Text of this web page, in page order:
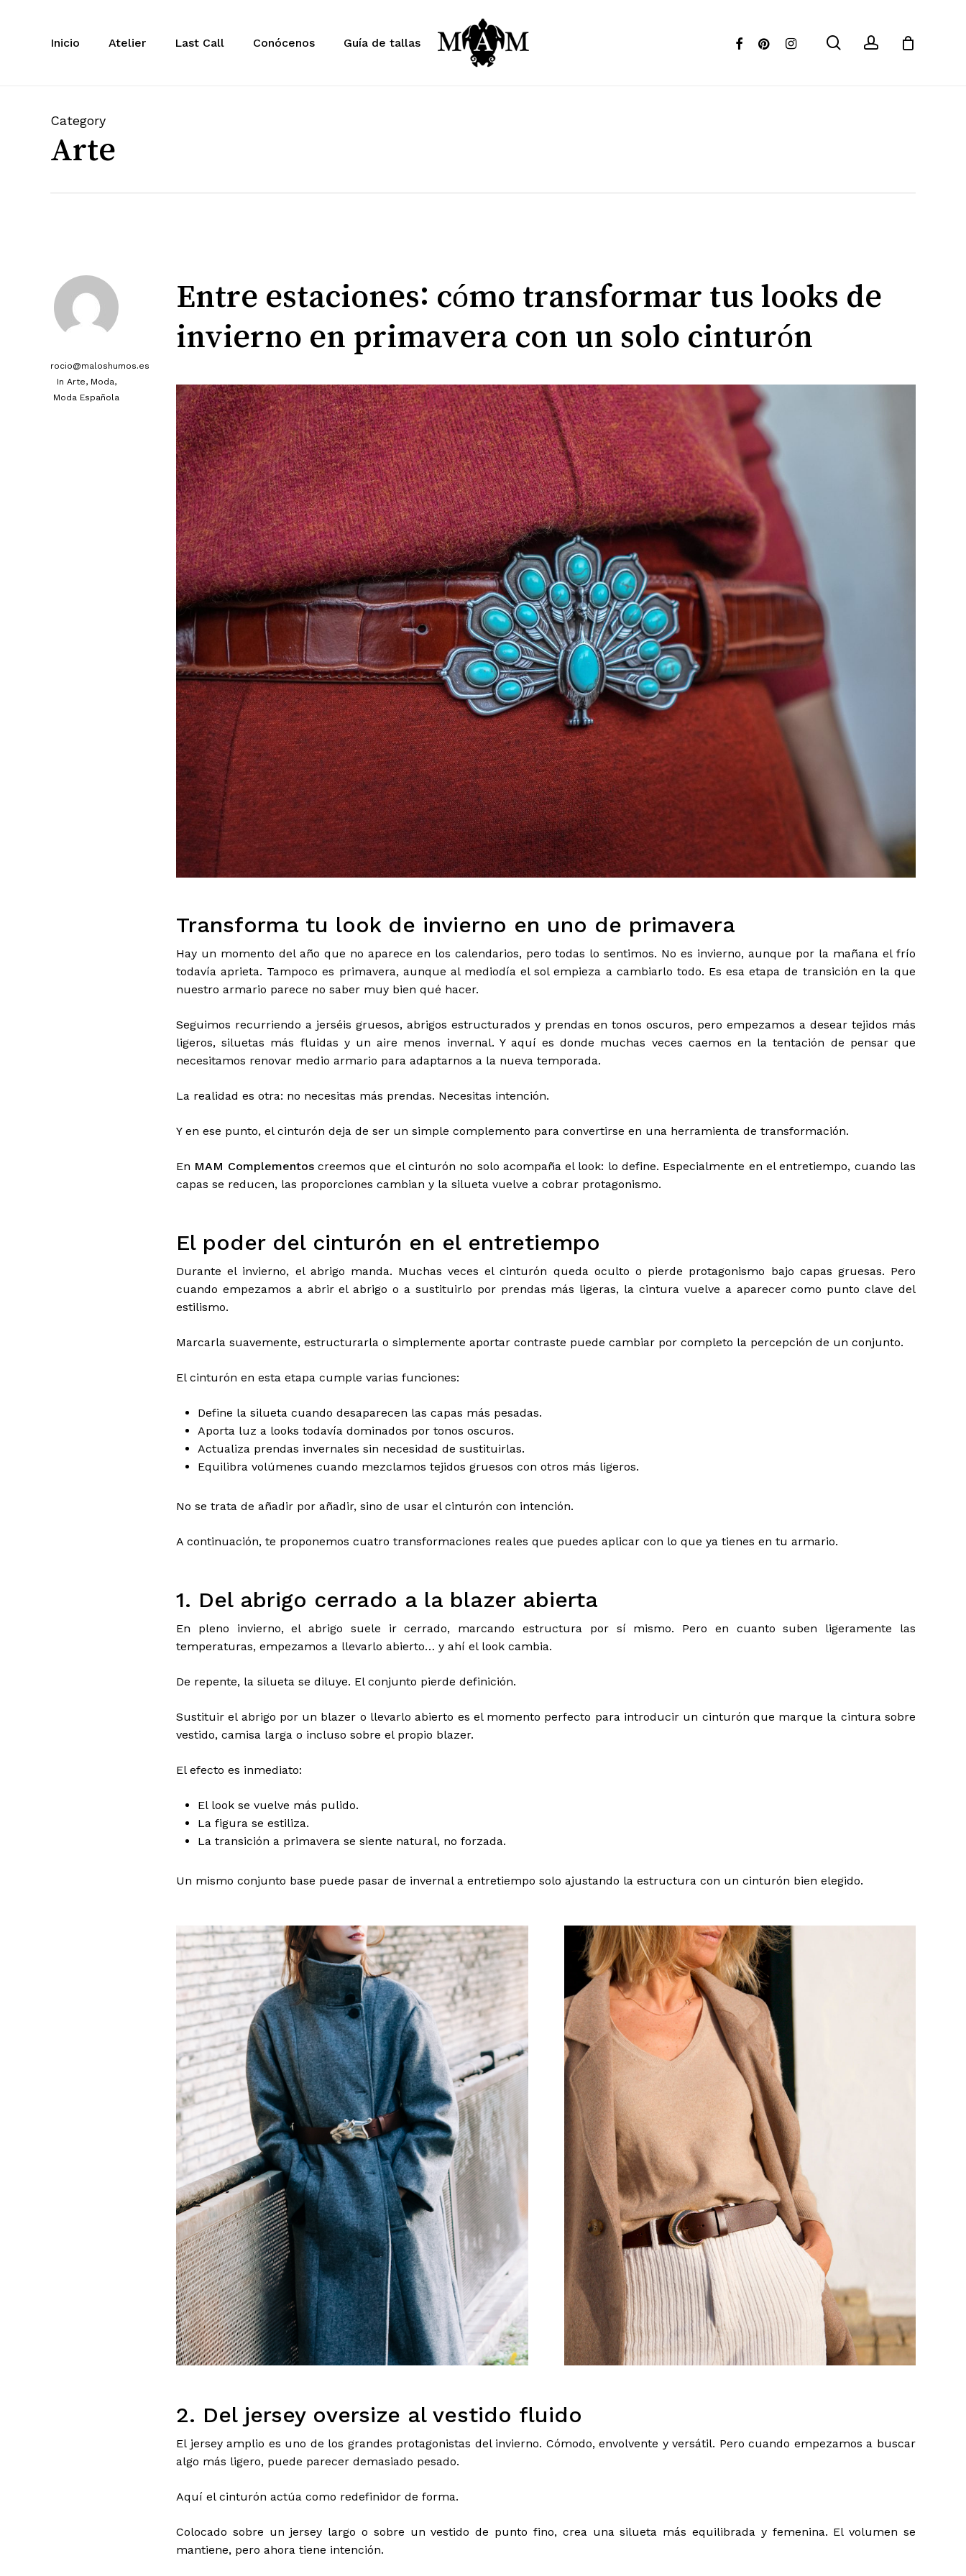
Inicio Atelier Last Call Conócenos Guía de tallas searchaccount
facebookpinterestinstagram
Category
Arte
rocio@maloshumos.es
In Arte, Moda,
Moda Española
Entre estaciones: cómo transformar tus looks de
invierno en primavera con un solo cinturón
Transforma tu look de invierno en uno de primavera
Hay un momento del año que no aparece en los calendarios, pero todas lo sentimos. No es invierno, aunque por la mañana el frío
todavía aprieta. Tampoco es primavera, aunque al mediodía el sol empieza a cambiarlo todo. Es esa etapa de transición en la que
nuestro armario parece no saber muy bien qué hacer.
Seguimos recurriendo a jerséis gruesos, abrigos estructurados y prendas en tonos oscuros, pero empezamos a desear tejidos más
ligeros, siluetas más fluidas y un aire menos invernal. Y aquí es donde muchas veces caemos en la tentación de pensar que
necesitamos renovar medio armario para adaptarnos a la nueva temporada.
La realidad es otra: no necesitas más prendas. Necesitas intención.
Y en ese punto, el cinturón deja de ser un simple complemento para convertirse en una herramienta de transformación.
En MAM Complementoscreemos que el cinturón no solo acompaña el look: lo define. Especialmente en el entretiempo, cuando las
capas se reducen, las proporciones cambian y la silueta vuelve a cobrar protagonismo.
El poder del cinturón en el entretiempo
Durante el invierno, el abrigo manda. Muchas veces el cinturón queda oculto o pierde protagonismo bajo capas gruesas. Pero
cuando empezamos a abrir el abrigo o a sustituirlo por prendas más ligeras, la cintura vuelve a aparecer como punto clave del
estilismo.
Marcarla suavemente, estructurarla o simplemente aportar contraste puede cambiar por completo la percepción de un conjunto.
El cinturón en esta etapa cumple varias funciones:
Define la silueta cuando desaparecen las capas más pesadas.
Aporta luz a looks todavía dominados por tonos oscuros.
Actualiza prendas invernales sin necesidad de sustituirlas.
Equilibra volúmenes cuando mezclamos tejidos gruesos con otros más ligeros.
No se trata de añadir por añadir, sino de usar el cinturón con intención.
A continuación, te proponemos cuatro transformaciones reales que puedes aplicar con lo que ya tienes en tu armario.
1. Del abrigo cerrado a la blazer abierta
En pleno invierno, el abrigo suele ir cerrado, marcando estructura por sí mismo. Pero en cuanto suben ligeramente las
temperaturas, empezamos a llevarlo abierto… y ahí el look cambia.
De repente, la silueta se diluye. El conjunto pierde definición.
Sustituir el abrigo por un blazer o llevarlo abierto es el momento perfecto para introducir un cinturón que marque la cintura sobre
vestido, camisa larga o incluso sobre el propio blazer.
El efecto es inmediato:
El look se vuelve más pulido.
La figura se estiliza.
La transición a primavera se siente natural, no forzada.
Un mismo conjunto base puede pasar de invernal a entretiempo solo ajustando la estructura con un cinturón bien elegido.
2. Del jersey oversize al vestido fluido
El jersey amplio es uno de los grandes protagonistas del invierno. Cómodo, envolvente y versátil. Pero cuando empezamos a buscar
algo más ligero, puede parecer demasiado pesado.
Aquí el cinturón actúa como redefinidor de forma.
Colocado sobre un jersey largo o sobre un vestido de punto fino, crea una silueta más equilibrada y femenina. El volumen se
mantiene, pero ahora tiene intención.